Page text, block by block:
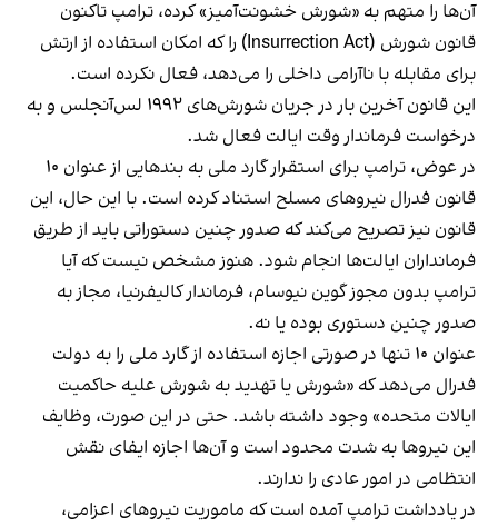
آن‌ها را متهم به «شورش خشونت‌آمیز» کرده، ترامپ تاکنون
قانون شورش (Insurrection Act) را که امکان استفاده از ارتش
برای مقابله با ناآرامی داخلی را می‌دهد، فعال نکرده است.
این قانون آخرین بار در جریان شورش‌های ۱۹۹۲ لس‌آنجلس و به
درخواست فرماندار وقت ایالت فعال شد.
در عوض، ترامپ برای استقرار گارد ملی به بندهایی از عنوان ۱۰
قانون فدرال نیروهای مسلح استناد کرده است. با این حال، این
قانون نیز تصریح می‌کند که صدور چنین دستوراتی باید از طریق
فرمانداران ایالت‌ها انجام شود. هنوز مشخص نیست که آیا
ترامپ بدون مجوز گوین نیوسام، فرماندار کالیفرنیا، مجاز به
صدور چنین دستوری بوده یا نه.
عنوان ۱۰ تنها در صورتی اجازه استفاده از گارد ملی را به دولت
فدرال می‌دهد که «شورش یا تهدید به شورش علیه حاکمیت
ایالات متحده» وجود داشته باشد. حتی در این صورت، وظایف
این نیروها به شدت محدود است و آن‌ها اجازه ایفای نقش
انتظامی در امور عادی را ندارند.
در یادداشت ترامپ آمده است که ماموریت نیروهای اعزامی،